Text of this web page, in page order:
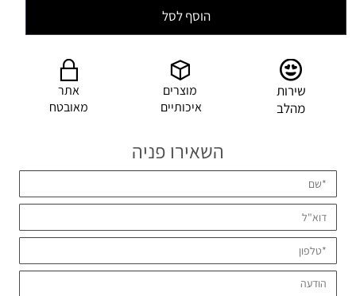
הוסף לסל
שירות
מהלב
מוצרים
איכותיים
אתר
מאובטח
השאירו פניה